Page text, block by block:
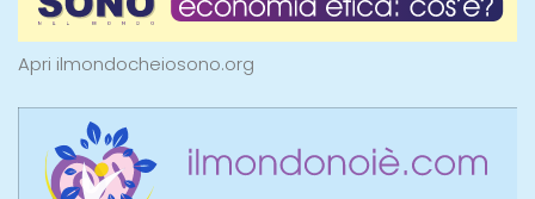
Apri ilmondocheiosono.org